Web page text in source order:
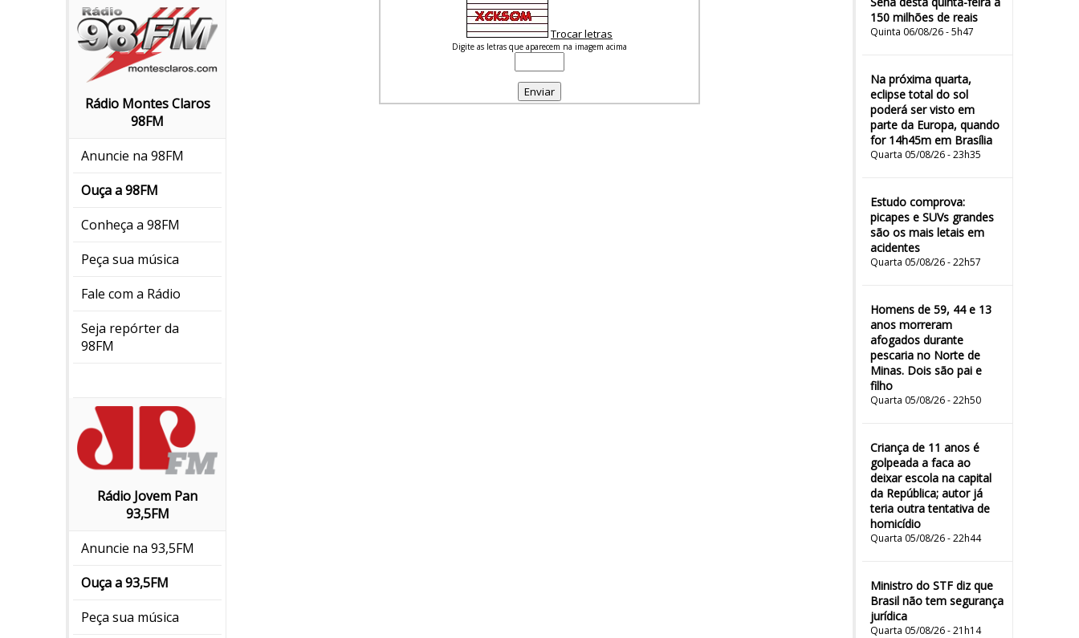
Rádio Montes Claros
98FM
Anuncie na 98FM
Ouça a 98FM
Conheça a 98FM
Peça sua música
Fale com a Rádio
Seja repórter da
98FM
Rádio Jovem Pan
93,5FM
Anuncie na 93,5FM
Ouça a 93,5FM
Peça sua música
150 milhões de reais
Quinta 06/08/26 - 5h47
Na próxima quarta,
eclipse total do sol
poderá ser visto em
parte da Europa, quando
for 14h45m em Brasília
Quarta 05/08/26 - 23h35
Estudo comprova:
picapes e SUVs grandes
são os mais letais em
acidentes
Quarta 05/08/26 - 22h57
Homens de 59, 44 e 13
anos morreram
afogados durante
pescaria no Norte de
Minas. Dois são pai e
filho
Quarta 05/08/26 - 22h50
Criança de 11 anos é
golpeada a faca ao
deixar escola na capital
da República; autor já
teria outra tentativa de
homicídio
Quarta 05/08/26 - 22h44
Ministro do STF diz que
Brasil não tem segurança
jurídica
Quarta 05/08/26 - 21h14
Trocar letras
Digite as letras que aparecem na imagem acima